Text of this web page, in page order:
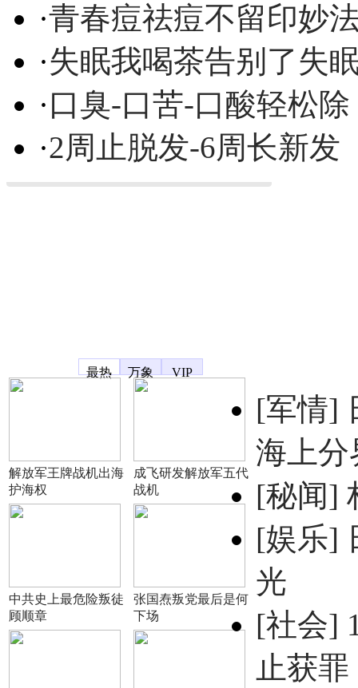
·青春痘祛痘不留印妙
·失眠我喝茶告别了失
·口臭-口苦-口酸轻松除
·2周止脱发-6周长新发
最热
万象 VIP
解放军王牌战机出海
护海权
成飞研发解放军五代
战机
中共史上最危险叛徒
顾顺章
张国焘叛党最后是何
下场
[军情]
海上分
[秘闻]
[娱乐]
光
[社会]
止获罪